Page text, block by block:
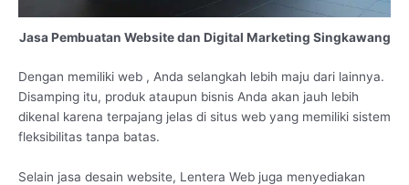
Jasa Pembuatan Website dan Digital Marketing Singkawang
Dengan memiliki web , Anda selangkah lebih maju dari lainnya.
Disamping itu, produk ataupun bisnis Anda akan jauh lebih
dikenal karena terpajang jelas di situs web yang memiliki sistem
fleksibilitas tanpa batas.
Selain jasa desain website, Lentera Web juga menyediakan